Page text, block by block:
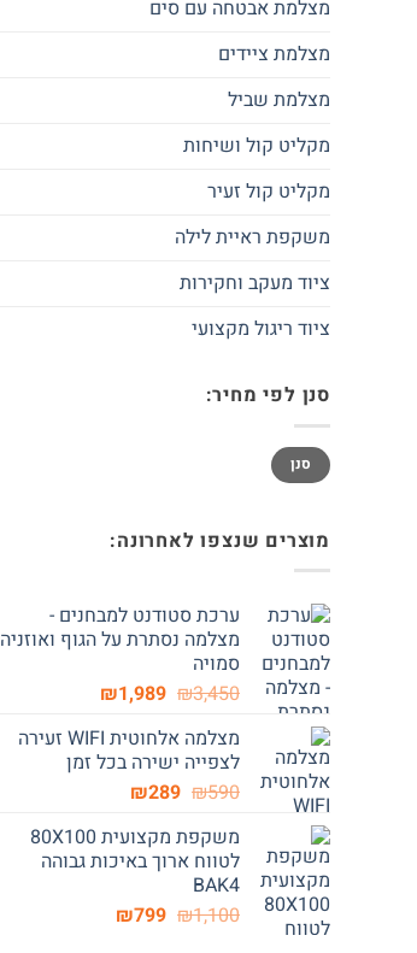
מצלמת אבטחה עם סים
מצלמת ציידים
מצלמת שביל
מקליט קול ושיחות
מקליט קול זעיר
משקפת ראיית לילה
ציוד מעקב וחקירות
ציוד ריגול מקצועי
סנן לפי מחיר:
מחיר
מינימלי
מחיר
מקסימלי
סנן
מוצרים שנצפו לאחרונה:
ערכת סטודנט למבחנים -
מצלמה נסתרת על הגוף ואוזניה
סמויה
₪3,450
המחיר
היה:
₪3,450.
₪1,989
המחיר
הוא:
₪1,989.
מצלמה אלחוטית WIFI זעירה
לצפייה ישירה בכל זמן
₪590
המחיר
היה:
₪590.
₪289 המחיר
הוא:
₪289.
משקפת מקצועית 80X100
לטווח ארוך באיכות גבוהה
BAK4
₪1,100
המחיר
₪799 המחיר